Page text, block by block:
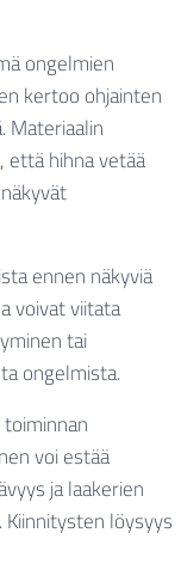
ongelmien
kertoo ohjainten
Materiaalin
hihna vetää
ennen näkyviä
voivat viitata
tai
ongelmista.
voi estää
ja laakerien
löysyys